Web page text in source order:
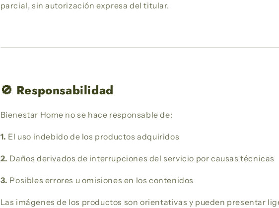
parcial, sin autorización expresa del titular.
🚫 Responsabilidad
Bienestar Home no se hace responsable de:
1. El uso indebido de los productos adquiridos
2. Daños derivados de interrupciones del servicio por causas técnicas
3. Posibles errores u omisiones en los contenidos
Las imágenes de los productos son orientativas y pueden presentar